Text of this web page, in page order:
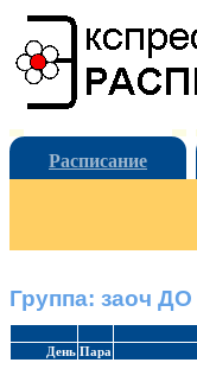
Расписание
Группа: заоч ДО
День Пара